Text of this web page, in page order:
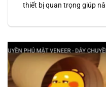
thiết bị quan trọng giúp
bạn cần hiểu rõ sự khác